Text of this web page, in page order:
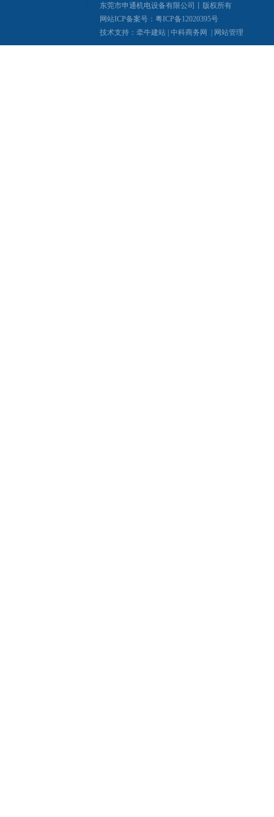
东莞市申通机电设备有限公司丨版权所有
网站ICP备案号： 粤ICP备12020395号
技术支持： 牵牛建站 中科商务网 网站管理